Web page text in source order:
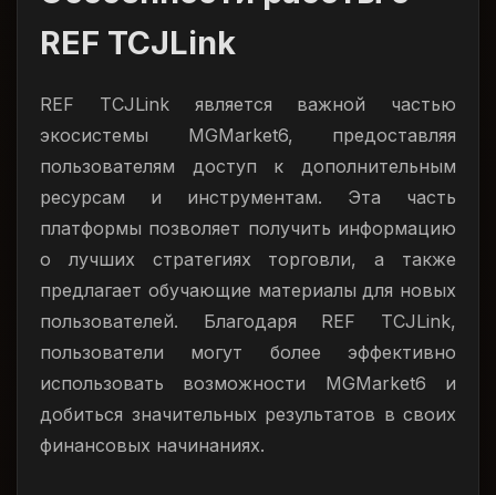
REF TCJLink
REF TCJLink является важной частью
экосистемы MGMarket6, предоставляя
пользователям доступ к дополнительным
ресурсам и инструментам. Эта часть
платформы позволяет получить информацию
о лучших стратегиях торговли, а также
предлагает обучающие материалы для новых
пользователей. Благодаря REF TCJLink,
пользователи могут более эффективно
использовать возможности MGMarket6 и
добиться значительных результатов в своих
финансовых начинаниях.